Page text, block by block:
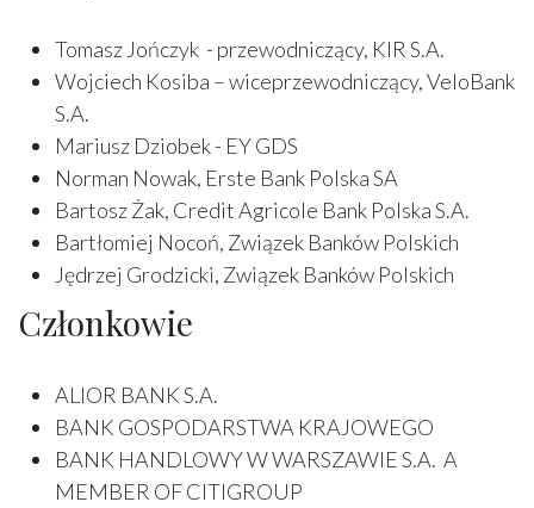
Tomasz Jończyk - przewodniczący, KIR S.A.
Wojciech Kosiba – wiceprzewodniczący, VeloBank
S.A.
Mariusz Dziobek - EY GDS
Norman Nowak, Erste Bank Polska SA
Bartosz Żak, Credit Agricole Bank Polska S.A.
Bartłomiej Nocoń, Związek Banków Polskich
Jędrzej Grodzicki, Związek Banków Polskich
Członkowie
ALIOR BANK S.A.
BANK GOSPODARSTWA KRAJOWEGO
BANK HANDLOWY W WARSZAWIE S.A. A
MEMBER OF CITIGROUP